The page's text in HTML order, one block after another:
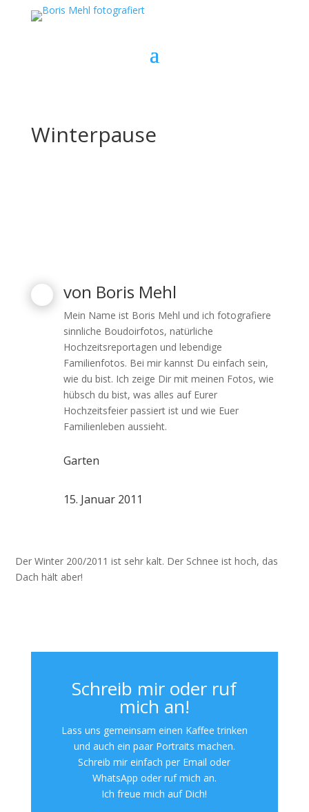
Winterpause
von Boris Mehl
Mein Name ist Boris Mehl und ich fotografiere
sinnliche Boudoirfotos, natürliche
Hochzeitsreportagen und lebendige
Familienfotos. Bei mir kannst Du einfach sein,
wie du bist. Ich zeige Dir mit meinen Fotos, wie
hübsch du bist, was alles auf Eurer
Hochzeitsfeier passiert ist und wie Euer
Familienleben aussieht.
Garten
15. Januar 2011
Der Winter 200/2011 ist sehr kalt. Der Schnee ist hoch, das
Dach hält aber!
Schreib mir oder ruf
mich an!
Lass uns gemeinsam einen Kaffee trinken
und auch ein paar Portraits machen.
Schreib mir einfach per Email oder
WhatsApp oder ruf mich an.
Ich freue mich auf Dich!